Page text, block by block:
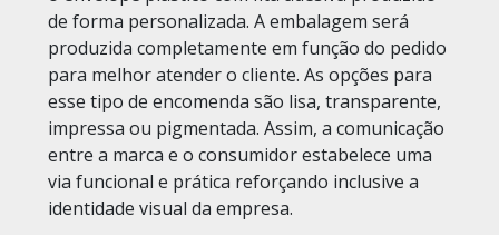
de forma personalizada. A embalagem será
produzida completamente em função do pedido
para melhor atender o cliente. As opções para
esse tipo de encomenda são lisa, transparente,
impressa ou pigmentada. Assim, a comunicação
entre a marca e o consumidor estabelece uma
via funcional e prática reforçando inclusive a
identidade visual da empresa.